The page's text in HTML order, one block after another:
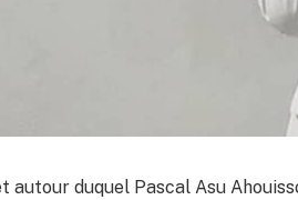
autour duquel Pascal Asu